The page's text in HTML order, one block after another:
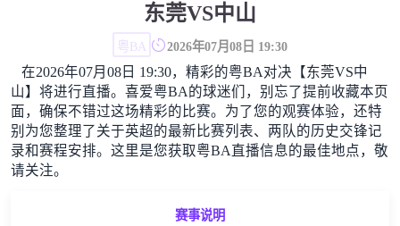
足球新闻
篮球新闻
东莞VS中山
粤BA 2026年07月08日 19:30
在2026年07月08日 19:30，精彩的粤BA对决【东莞VS中
山】将进行直播。喜爱粤BA的球迷们，别忘了提前收藏本页
面，确保不错过这场精彩的比赛。为了您的观赛体验，还特
别为您整理了关于英超的最新比赛列表、两队的历史交锋记
录和赛程安排。这里是您获取粤BA直播信息的最佳地点，敬
请关注。
赛事说明